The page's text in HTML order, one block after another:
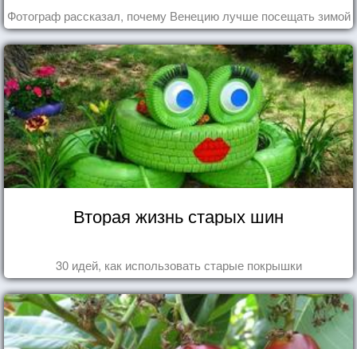
Фотограф рассказал, почему Венецию лучше посещать зимой
Вторая жизнь старых шин
30 идей, как использовать старые покрышки